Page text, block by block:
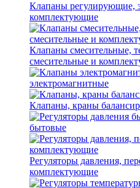
Клапаны регулирующие,
комплектующие
Клапаны смесительные,
смесительные и
электромагнитные
Клапаны, краны
бытовые
Регуляторы давления,
комплектующие